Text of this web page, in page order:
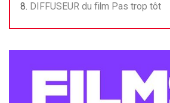
DIFFUSEUR du film Pas trop tôt